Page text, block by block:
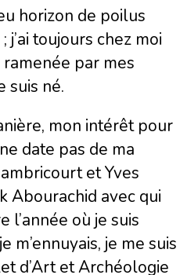
horizon de poilus
toujours chez moi
par mes
suis né.
mon intérêt pour
date pas de ma
et Yves
Abourachid avec qui
l’année où je suis
m’ennuyais, je me suis
d’Art et Archéologie